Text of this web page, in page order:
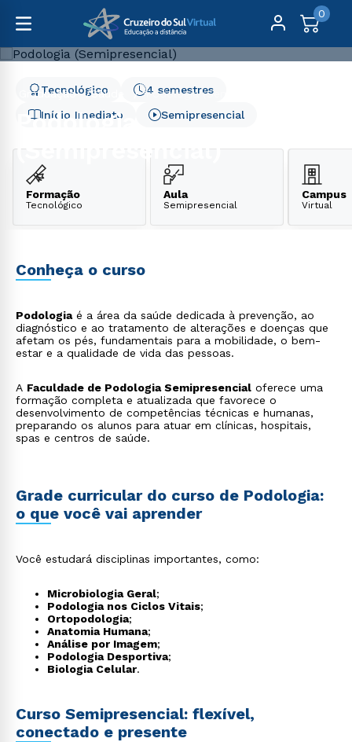
0
Graduação Saúde Podologia (Semipresencial)
Podologia
(Semipresencial)
Início Imediato
4 semestres
Tecnológico
Semipresencial
Formação
Tecnológico
Aula
Semipresencial
Campus
Virtual
Conheça o curso
Podologiaé a área da saúde dedicada à prevenção, ao
diagnóstico e ao tratamento de alterações e doenças que
afetam os pés, fundamentais para a mobilidade, o bem-
estar e a qualidade de vida das pessoas.
A Faculdade de Podologia Semipresencial oferece uma
formação completa e atualizada que favorece o
desenvolvimento de competências técnicas e humanas,
preparando os alunos para atuar em clínicas, hospitais,
spas e centros de saúde.
Grade curricular do curso de Podologia:
o que você vai aprender
Você estudará disciplinas importantes, como:
Microbiologia Geral;
Podologia nos Ciclos Vitais;
Ortopodologia;
Anatomia Humana;
Análise por Imagem;
Podologia Desportiva;
Biologia Celular.
Curso Semipresencial: flexível,
conectado e presente